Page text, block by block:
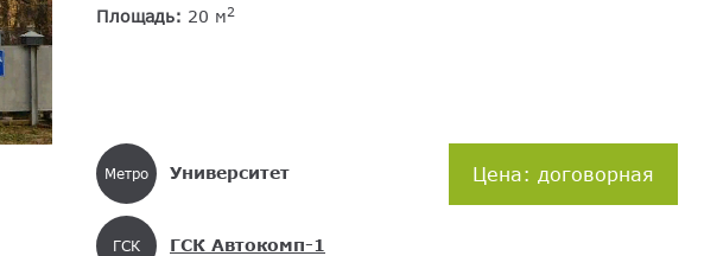
Площадь: 20 м2
Метро Университет
ГСК ГСК Автокомп-1
Цена: договорная